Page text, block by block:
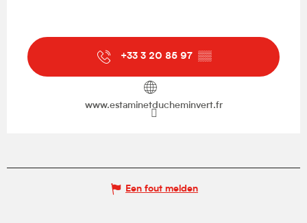
+33 3 20 85 97 ▒▒
www.estaminetducheminvert.fr
Een fout melden